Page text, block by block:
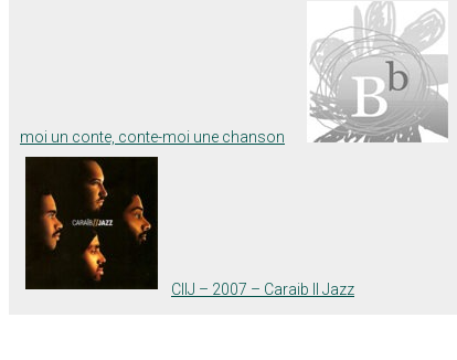
moi un conte, conte-moi une chanson
CIIJ – 2007 – Caraib II Jazz